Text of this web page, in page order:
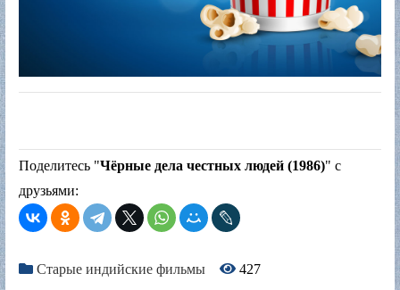
Поделитесь "Чёрные дела честных людей (1986)" с
друзьями:
Старые индийские фильмы 427